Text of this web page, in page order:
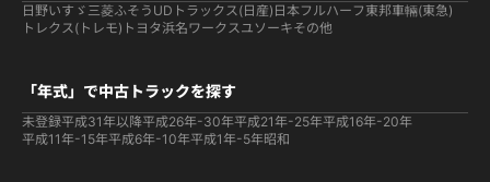
日野いすゞ 三菱ふそう UDトラックス(日産) 日本フルハーフ 東邦車輛(東急)
トレクス(トレモ) トヨタ浜名ワークス ユソーキその他
「年式」で中古トラックを探す
未登録平成31年以降平成26年-30年平成21年-25年平成16年-20年
平成11年-15年平成6年-10年平成1年-5年昭和